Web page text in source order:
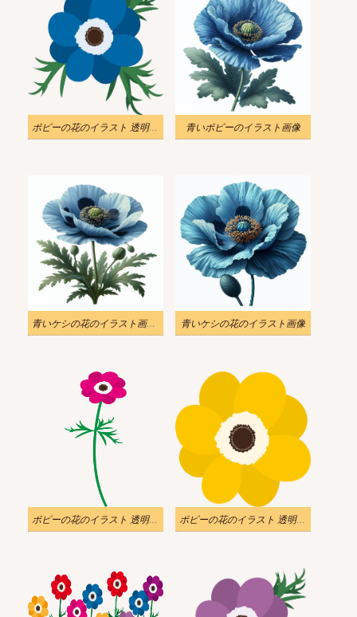
ポピーの花のイラスト 透明画像 2 青いポピーのイラスト画像
青いケシの花のイラスト画像 2 青いケシの花のイラスト画像
ポピーの花のイラスト 透明画像 ポピーの花のイラスト 透明 png